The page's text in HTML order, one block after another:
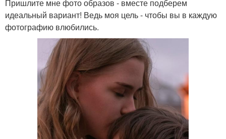
Пришлите мне фото образов - вместе подберем
идеальный вариант! Ведь моя цель - чтобы вы в каждую
фотографию влюбились.